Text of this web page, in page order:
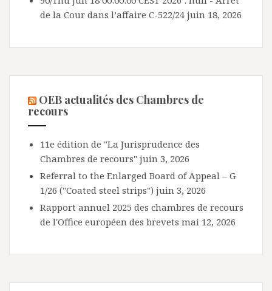
de la Cour dans l’affaire C-522/24 juin 18, 2026
OEB actualités des Chambres de
recours
11e édition de "La Jurisprudence des
Chambres de recours" juin 3, 2026
Referral to the Enlarged Board of Appeal – G
1/26 ("Coated steel strips") juin 3, 2026
Rapport annuel 2025 des chambres de recours
de l'Office européen des brevets mai 12, 2026